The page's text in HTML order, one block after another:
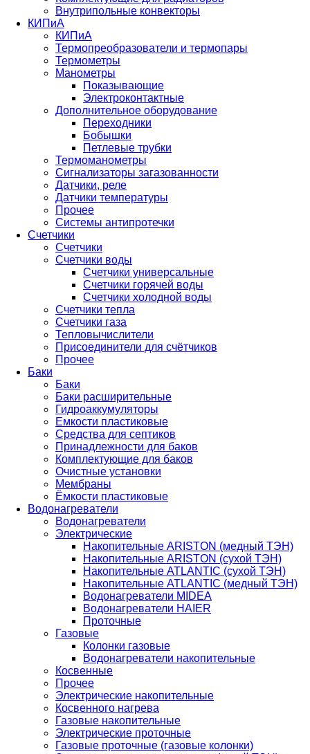
Внутрипольные конвекторы
КИПиА
КИПиА
Термопреобразователи и термопары
Термометры
Манометры
Показывающие
Электроконтактные
Дополнительное оборудование
Переходники
Бобышки
Петлевые трубки
Термоманометры
Сигнализаторы загазованности
Датчики, реле
Датчики температуры
Прочее
Системы антипротечки
Счетчики
Счетчики
Счетчики воды
Счетчики универсальные
Счетчики горячей воды
Счетчики холодной воды
Счетчики тепла
Счетчики газа
Тепловычислители
Присоединители для счётчиков
Прочее
Баки
Баки
Баки расширительные
Гидроаккумуляторы
Емкости пластиковые
Средства для септиков
Принадлежности для баков
Комплектующие для баков
Очистные установки
Мембраны
Ёмкости пластиковые
Водонагреватели
Водонагреватели
Электрические
Накопительные ARISTON (медный ТЭН)
Накопительные ARISTON (сухой ТЭН)
Накопительные ATLANTIC (сухой ТЭН)
Накопительные ATLANTIC (медный ТЭН)
Водонагреватели MIDEA
Водонагреватели HAIER
Проточные
Газовые
Колонки газовые
Водонагреватели накопительные
Косвенные
Прочее
Электрические накопительные
Косвенного нагрева
Газовые накопительные
Электрические проточные
Газовые проточные (газовые колонки)